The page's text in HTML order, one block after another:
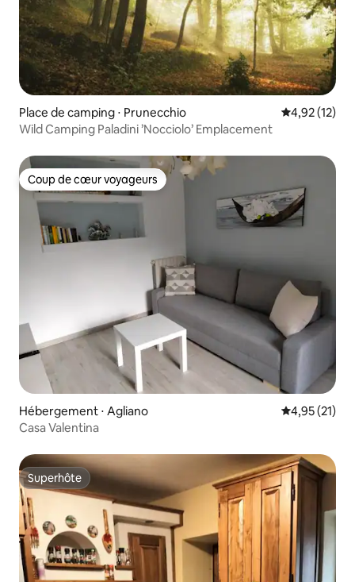
Place de camping ⋅ Prunecchio Évaluation
4,92 (12)
Wild Camping Paladini ’Nocciolo’ Emplacement
Coup de cœur voyageurs
Coup de cœur voyageurs
Hébergement ⋅ Agliano Évaluation
4,95 (21)
Casa Valentina
Superhôte
Superhôte